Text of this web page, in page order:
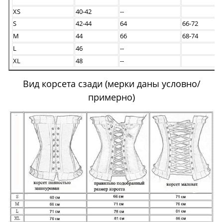
XS 40-42
--
S
42-44 64
66-72
M
44 66
68-74
L
46
--
XL
48 --
Вид корсета сзади (мерки даны условно/
примерно)